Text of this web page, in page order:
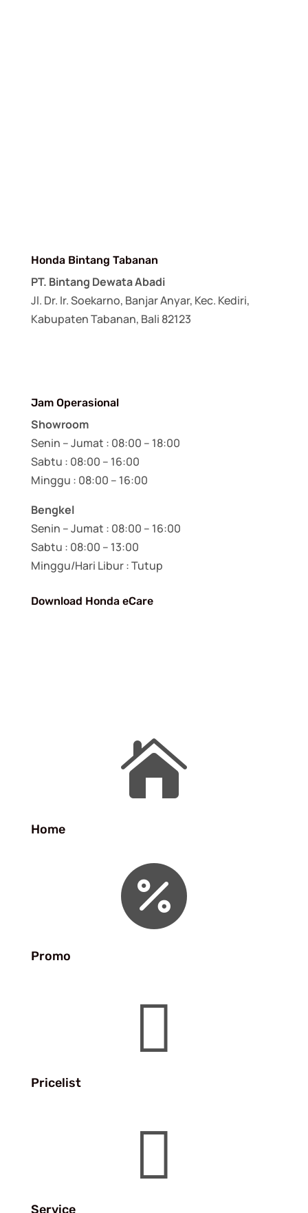
Honda Bintang Tabanan
PT. Bintang Dewata Abadi
Jl. Dr. Ir. Soekarno, Banjar Anyar, Kec. Kediri,
Kabupaten Tabanan, Bali 82123
Jam Operasional
Showroom
Senin – Jumat : 08:00 – 18:00
Sabtu : 08:00 – 16:00
Minggu : 08:00 – 16:00
Bengkel
Senin – Jumat : 08:00 – 16:00
Sabtu : 08:00 – 13:00
Minggu/Hari Libur : Tutup
Download Honda eCare

Home

Promo

Pricelist

Service